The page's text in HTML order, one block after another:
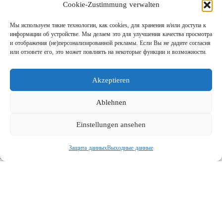
Cookie-Zustimmung verwalten
Мы используем такие технологии, как cookies, для хранения и/или доступа к
информации об устройстве. Мы делаем это для улучшения качества просмотра
и отображения (не)персонализированной рекламы. Если Вы не дадите согласия
или отзовете его, это может повлиять на некоторые функции и возможности.
Akzeptieren
Ablehnen
Einstellungen ansehen
Защита данныхВыходные данные
Выходные данные
Поиск